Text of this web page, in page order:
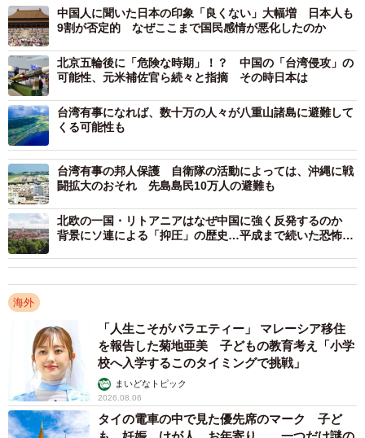
プーチン大統領の発言にある“ウクライナは単なる隣国では
ない、われわれの歴史、文化、精神的空間は不可分だ”は、
習氏が台湾について発言する内容と極めて似ている。例え
ば、習氏は昨年9月の辛亥革命110年記念大会における演説
で、「台湾問題は中国の内政問題で不可分であり、いかな
る干渉も許さない。祖国の完全な統一は必ず実現しなけれ
ばならない歴史的任務だ」との意思を示した。中国は台湾
を絶対に譲ることのできない核心的利益に位置付け、ロシ
アにとってはウクライナが核心的利益に当たるわけだが、
問題はプーチン大統領の発言を習氏がどう観るかだ。
が、習氏は台湾を“内政”と呼んでいる。場合によっては、建
国以来、歴史的に対外的拡張を進めてきた中国がプーチン
大統領の発言に触発され、台湾への行動をエスカレートさ
せる可能性も排除できないだろう。
“プーチン大統領は隣国のウクライナに侵攻したが、ならば
隣国ではない台湾の統一について他国から言われる筋合い
中国人に聞いた日本の印象「良くない」大幅増 日本人も
9割が否定的 なぜここまで国民感情が悪化したのか
北京五輪後に「危険な時期」！？ 中国の「台湾侵攻」の
可能性、元米補佐官ら続々と指摘 その時日本は
台湾有事になれば、数十万の人々が八重山諸島に避難して
くる可能性も
台湾有事の邦人保護 自衛隊の活動によっては、沖縄に戦
闘拡大のおそれ 先島島民10万人の避難も
北欧の一国・リトアニアはなぜ中国に強く反発するのか
背景にソ連による「抑圧」の歴史…平成まで続いた恐怖政
海外
「人生こそがバラエティー」 マレーシア移住
を報告した菊地亜美 子どもの教育考え「小学
校へ入学するこのタイミングで挑戦」
まいどなトピック
2026.08.06
タイの電車の中で見た優先席のマーク 子ど